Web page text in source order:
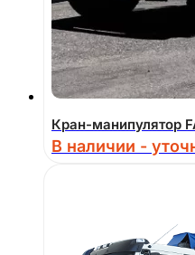
Кран-манипулятор
В наличии -